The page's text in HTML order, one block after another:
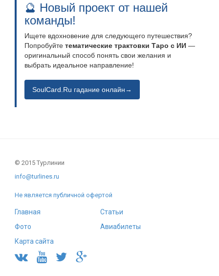
🔮 Новый проект от нашей
команды!
Ищете вдохновение для следующего путешествия?
Попробуйте тематические трактовки Таро с ИИ —
оригинальный способ понять свои желания и
выбрать идеальное направление!
SoulCard.Ru гадание онлайн→
© 2015 Турлинии
info@turlines.ru
Не является публичной офертой
Главная
Статьи
Фото
Авиабилеты
Карта сайта